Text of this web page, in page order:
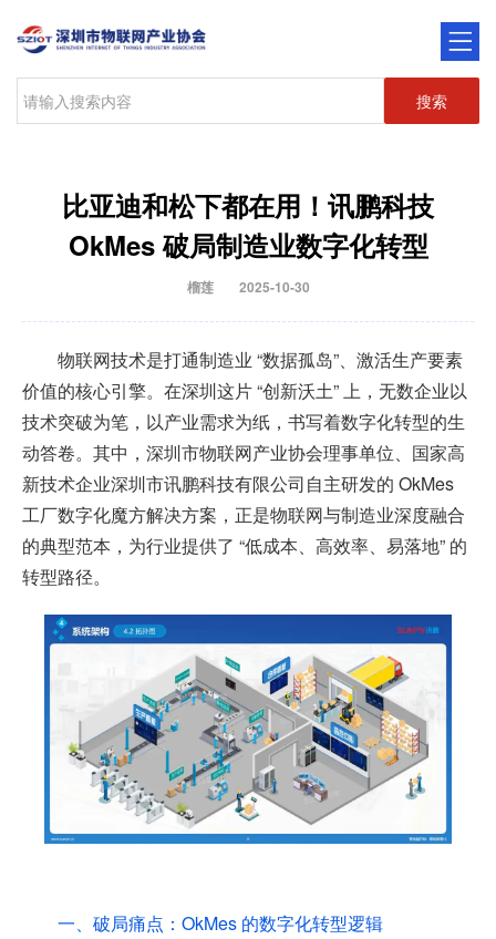
搜索
比亚迪和松下都在用！讯鹏科技
OkMes 破局制造业数字化转型
榴莲 2025-10-30
物联网技术是打通制造业 “数据孤岛”、激活生产要素
价值的核心引擎。在深圳这片 “创新沃土” 上，无数企业以
技术突破为笔，以产业需求为纸，书写着数字化转型的生
动答卷。其中，深圳市物联网产业协会理事单位、国家高
新技术企业深圳市讯鹏科技有限公司自主研发的 OkMes
工厂数字化魔方解决方案，正是物联网与制造业深度融合
的典型范本，为行业提供了 “低成本、高效率、易落地” 的
转型路径。
一、破局痛点：OkMes 的数字化转型逻辑